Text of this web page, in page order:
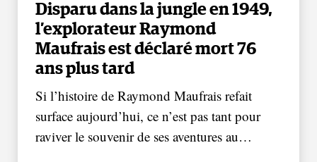
Disparu dans la jungle en 1949,
l’explorateur Raymond
Maufrais est déclaré mort 76
ans plus tard
Si l’histoire de Raymond Maufrais refait
surface aujourd’hui, ce n’est pas tant pour
raviver le souvenir de ses aventures au…